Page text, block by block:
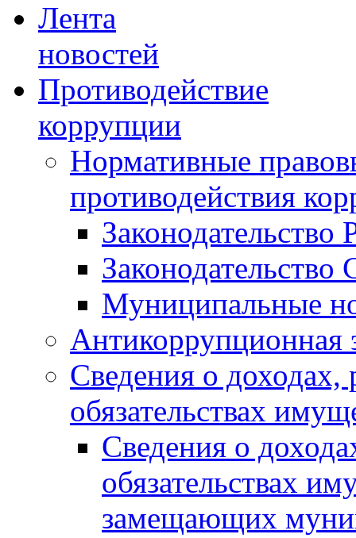
Лента
новостей
Противодействие
коррупции
Нормативные
противодействия
Законодательство
Муниципальные
Антикоррупционная
Сведения о доходах,
обязательствах
Сведения о
обязательствах
замещающих